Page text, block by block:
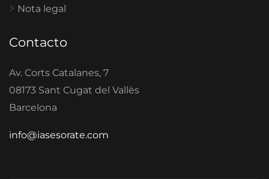
Nota legal
Contacto
Av. Corts Catalanes, 7
08173 Sant Cugat del Vallès
Barcelona
info@iasesorate.com